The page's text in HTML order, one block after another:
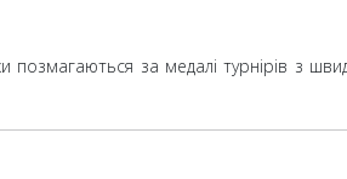
позмагаються за медалі турнірів з